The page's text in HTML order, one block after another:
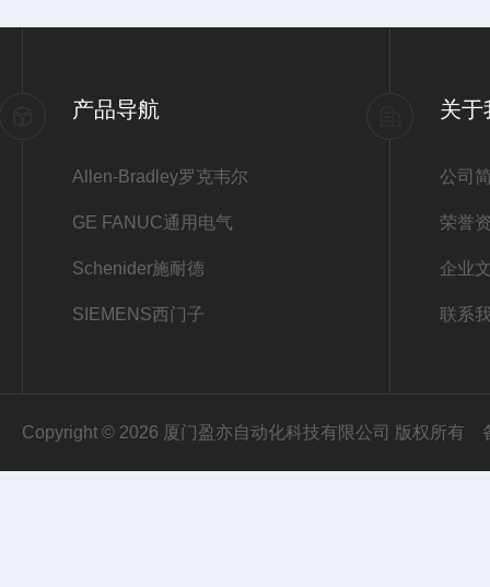
产品导航
Allen-Bradley罗克韦尔
GE FANUC通用电气
Schenider施耐德
SIEMENS西门子
关于
公司
荣誉
企业
联系
Copyright © 2026 厦门盈亦自动化科技有限公司 版权所有